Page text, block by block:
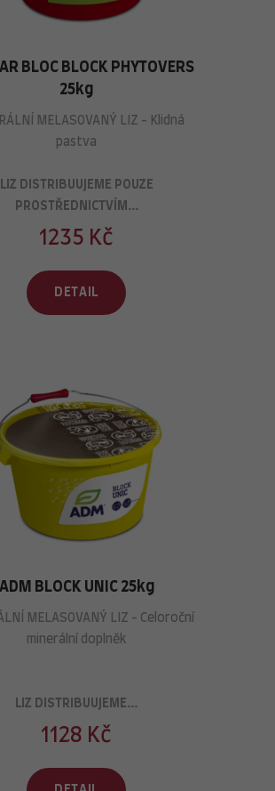
BLOC BLOCK PHYTOVERS
25kg
MELASOVANÝ LIZ - Klidná
pastva
LIZ DISTRIBUUJEME POUZE
PROSTŘEDNICTVÍM...
1235 Kč
DETAIL
ADM BLOCK UNIC 25kg
MELASOVANÝ LIZ - Celoroční
minerální doplněk
LIZ DISTRIBUUJEME...
1128 Kč